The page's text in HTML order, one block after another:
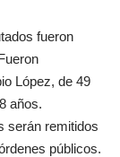
fueron
López, de 49
años.
serán remitidos
públicos.